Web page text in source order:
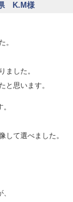
K.M様
。
ました。
と思います。
して選べました。